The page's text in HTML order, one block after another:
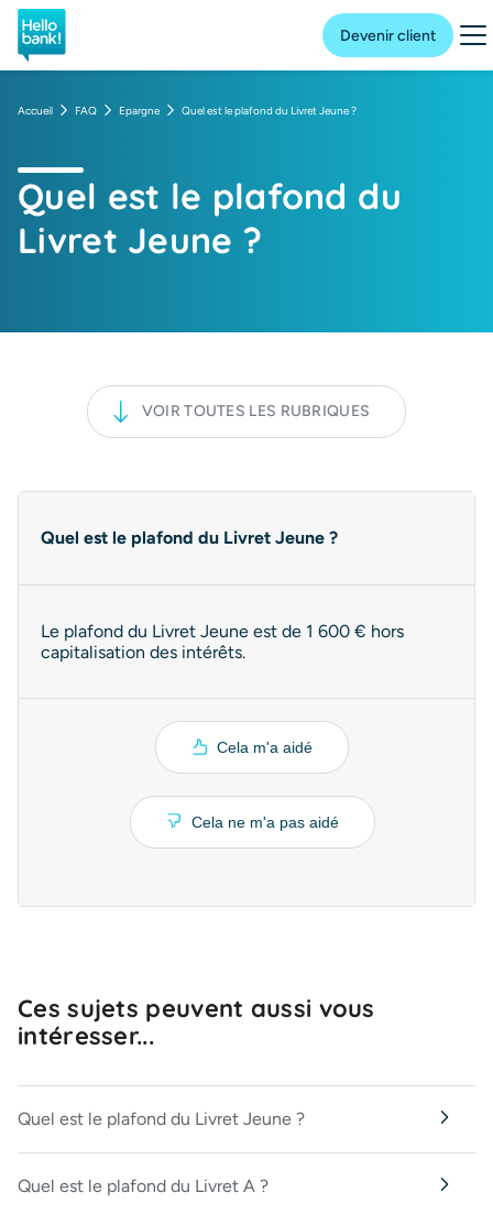
Hello bank! la banque en ligne de BNP Paribas
Devenir client
Accueil FAQ Epargne Quel est le plafond du Livret Jeune ?
Quel est le plafond du
Livret Jeune ?
VOIR TOUTES LES RUBRIQUES
Quel est le plafond du Livret Jeune ?
Le plafond du Livret Jeune est de 1 600 € hors
capitalisation des intérêts.
Cela m'a aidé
Cela ne m'a pas aidé
Ces sujets peuvent aussi vous
intéresser...
Quel est le plafond du Livret Jeune ?
Quel est le plafond du Livret A ?